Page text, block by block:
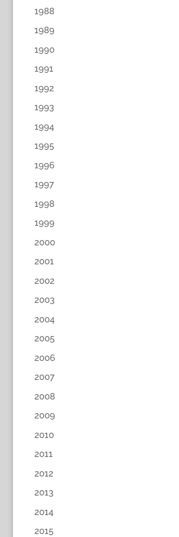
1988
1989
1990
1991
1992
1993
1994
1995
1996
1997
1998
1999
2000
2001
2002
2003
2004
2005
2006
2007
2008
2009
2010
2011
2012
2013
2014
2015